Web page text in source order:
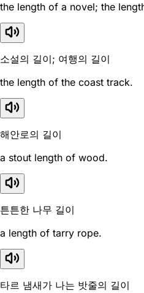
the length of a novel; the
소설의 길이; 여행의 길이
the length of the coast track.
해안로의 길이
a stout length of wood.
튼튼한 나무 길이
a length of tarry rope.
타르 냄새가 나는 밧줄의 길이